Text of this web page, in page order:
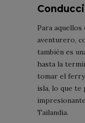
Para aquellos
aventurero,
también es
hasta la
tomar el ferry
isla, lo que
Tailandia.